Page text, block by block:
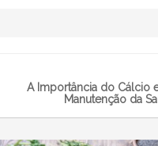
A Importância do Cálcio
Manutenção da